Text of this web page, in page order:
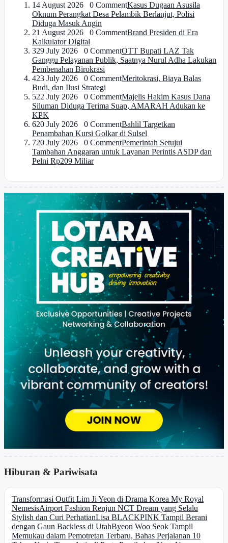
14 August 2026 0 CommentKasus Dugaan Asusila
Oknum Perangkat Desa Pelambik Berlanjut, Polisi
Diduga Masuk Angin
21 August 2026 0 CommentBrand Presiden di Era
Kalkulator Digital
329 July 2026 0 CommentOTT Bupati LAZ Tak
Ganggu Pelayanan Publik, Saatnya Nurul Adha Lakukan
Pembenahan Birokrasi
423 July 2026 0 CommentMeritokrasi, Biaya Balas
Budi, dan Ilusi Strategi
522 July 2026 0 CommentMajelis Hakim Kasus Dana
Siluman Diduga Terima Suap, AMARAH Adukan ke
KPK
620 July 2026 0 CommentBahlil Targetkan
Penambahan Kursi Golkar di Sulsel
720 July 2026 0 CommentPemerintah Setujui
Tambahan Anggaran untuk Layanan Perintis ASDP dan
Pelni Rp209 Miliar
Hiburan & Pariwisata
Transformasi Outfit Lim Ji Yeon di Drama Korea My Royal
NemesisAirport Fashion Renjun NCT Dream yang Selalu
Stylish dan Curi PerhatianLisa BLACKPINK Tampil Berani
dengan Gaun Backless di UtahByeon Woo Seok Tampil
Memukau dalam Pemotretan Terbaru, Bahas Perjalanan 10